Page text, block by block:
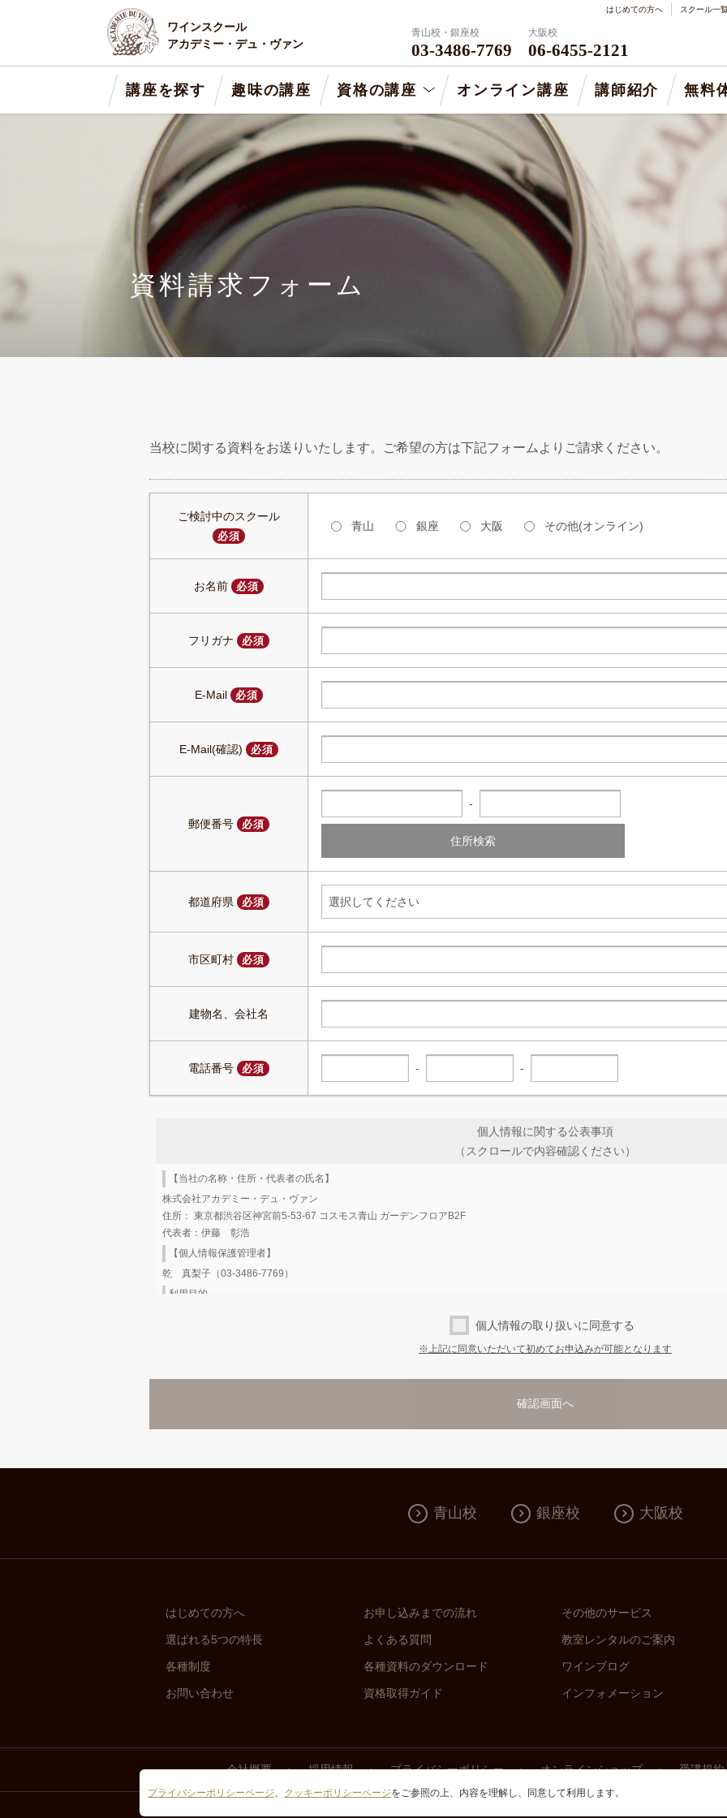
ワインスクール
アカデミー・デュ・ヴァン
青山校・銀座校
03-3486-7769
大阪校
06-6455-2121
はじめての方へ スクール一
講座を探す 趣味の講座 資格の講座 オンライン講座 講師紹介 無料
資料請求フォーム
当校に関する資料をお送りいたします。ご希望の方は下記フォームよりご請求ください。
ご検討中のスクール
必須
青山 銀座 大阪 その他(オンライン)
お名前 必須
フリガナ 必須
E-Mail 必須
E-Mail(確認) 必須
郵便番号 必須
-
住所検索
都道府県 必須
市区町村 必須
建物名、会社名
電話番号 必須 - -
個人情報に関する公表事項
（スクロールで内容確認ください）
【当社の名称・住所・代表者の氏名】
株式会社アカデミー・デュ・ヴァン
住所： 東京都渋谷区神宮前5-53-67 コスモス青山 ガーデンフロアB2F
代表者：伊藤 彰浩
【個人情報保護管理者】
乾 真梨子（03-3486-7769）
利用目的
株式会社アカデミー・デュ・ヴァン（以下当社）が取得した個人情報、また個人関連情報は、以下の目的に限り使用いたします。
ワインスクールへのお申込みでお預かりした個人
年齢確認（成人の確認）
試験の合否確認を含む受講の管理
ワインなどの商品や資料の送付
ご意見、ご感想、アンケート類等のご依頼
一部のデータはツール会社に共有する場合もあります。
広告配信と運用と効果測定での活用（Google、meta、Criteo など）
メールマガジンの配信（講座のご紹介、ワインショップのご紹介、当
一部のデータはツール会社に共有する場合もあります。
広告配信と運用と効果測定での活用（Google、meta、Criteo など）
資料のご送付
各種サービスのご案内
当社のマーケティングツールでの活用（メール、SMS、SNS、CRM・
一部のデータはツール会社に共有する場合もあります。
通販サイトにおける会員登録、ご購入でお預かり
オンラインショッピングの受付、商品の梱包、配送、それらに付随し
商品のご購入やご利用に関する履歴管理
メールマガジンの配信（講座のご紹介、ワインショップのご紹介、当
商品やサービスに関する各種ご案内
個人情報の取り扱いに同意する
※上記に同意いただいて初めてお申込みが可能となります
青山校 銀座校 大阪校
はじめての方へ
選ばれる5つの特長
各種制度
お問い合わせ
お申し込みまでの流れ
よくある質問
各種資料のダウンロード
資格取得ガイド
その他のサービス
教室レンタルのご案内
ワインブログ
インフォメーション
会社概要 採用情報 プライバシーポリシー オンラインショップ 受講規約
プライバシーポリシーページ クッキーポリシーページをご参照の上、内容を理解し、同意して利用します。